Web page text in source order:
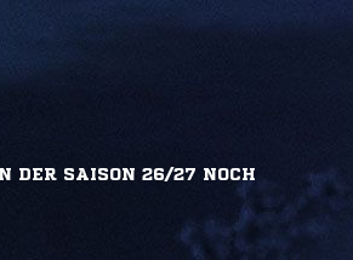
DER SAISON 26/27 NOCH